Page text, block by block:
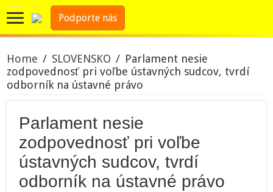
Podporte nás
Home / SLOVENSKO / Parlament nesie
zodpovednosť pri voľbe ústavných sudcov, tvrdí
odborník na ústavné právo
Parlament nesie
zodpovednosť pri voľbe
ústavných sudcov, tvrdí
odborník na ústavné právo